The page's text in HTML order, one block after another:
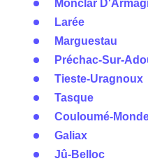
Monclar
Larée
Marguestau
Préchac-Sur-
Tieste-Uragnoux
Tasque
Couloumé-
Galiax
Jû-Belloc